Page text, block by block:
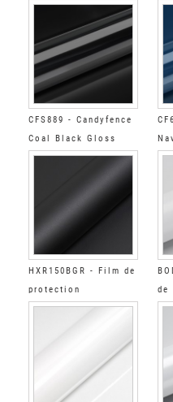
CFS889 - Candyfence
Coal Black Gloss
HXR150BGR - Film de
protection
automobile Grainé
de